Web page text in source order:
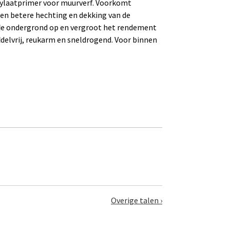
voor muurverf. Voorkomt
betere hechting en dekking van de
ondergrond op en vergroot het rendement
reukarm en sneldrogend. Voor binnen
Overige talen